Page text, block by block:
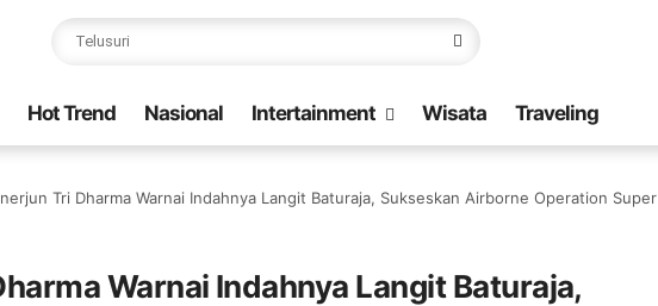
Hot Trend Nasional Intertainment Wisata Traveling
Tri Dharma Warnai Indahnya Langit Baturaja, Sukseskan Airborne Operation Super
Warnai Indahnya Langit Baturaja,